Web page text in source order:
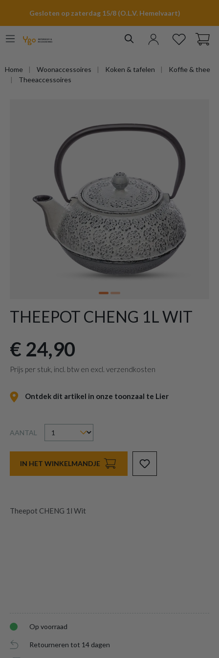
Gesloten op zaterdag 15/8 (O.L.V. Hemelvaart)
Home Woonaccessoires Koken & tafelen
Koffie & thee
Theeaccessoires
THEEPOT CHENG 1L WIT
€ 24,90
Prijs per stuk, incl. btw en excl. verzendkosten
Ontdek dit artikel in onze toonzaal te Lier
AANTAL
IN HET WINKELMANDJE
Theepot CHENG 1l Wit
Op voorraad
Retourneren tot 14 dagen